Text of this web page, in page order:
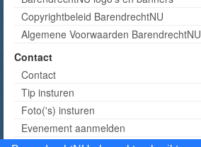
Copyrightbeleid BarendrechtNU
Algemene Voorwaarden BarendrechtNU
Contact
Contact
Tip insturen
Foto('s) insturen
Evenement aanmelden